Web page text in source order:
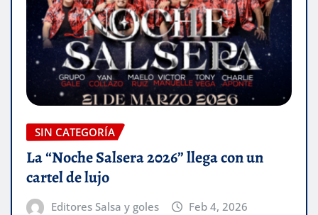
SIN CATEGORÍA
La “Noche Salsera 2026” llega con un
cartel de lujo
Editores Salsa y goles Feb 4, 2026